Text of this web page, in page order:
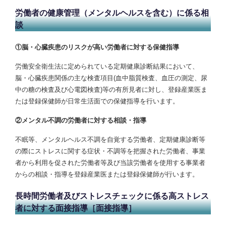
労働者の健康管理（メンタルヘルスを含む）に係る相
談
①脳・心臓疾患のリスクが高い労働者に対する保健指導
労働安全衛生法に定められている定期健康診断結果において、
脳・心臓疾患関係の主な検査項目(血中脂質検査、血圧の測定、尿
中の糖の検査及び心電図検査)等の有所見者に対し、登録産業医ま
たは登録保健師が日常生活面での保健指導を行います。
②メンタル不調の労働者に対する相談・指導
不眠等、メンタルヘルス不調を自覚する労働者、定期健康診断等
の際にストレスに関する症状・不調等を把握された労働者、事業
者から利用を促された労働者等及び当該労働者を使用する事業者
からの相談・指導を登録産業医または登録保健師が行います。
長時間労働者及びストレスチェックに係る高ストレス
者に対する面接指導［面接指導］